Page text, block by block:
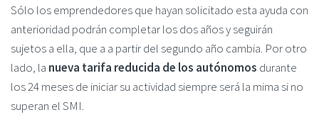
Sólo los emprendedores que hayan solicitado esta ayuda con
anterioridad podrán completar los dos años y seguirán
sujetos a ella, que a a partir del segundo año cambia. Por otro
lado, la nueva tarifa reducida de los autónomos durante
los 24 meses de iniciar su actividad siempre será la mima si no
superan el SMI.